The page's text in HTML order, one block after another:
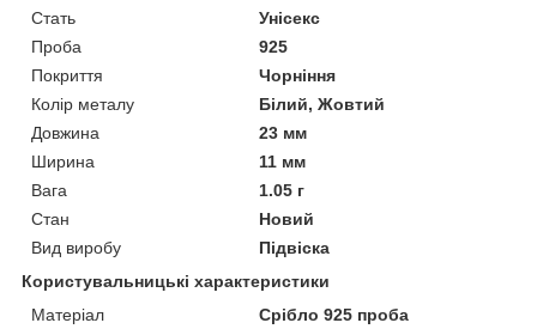
Стать
Унісекс
Проба
925
Покриття
Чорніння
Колір металу
Білий, Жовтий
Довжина
23 мм
Ширина
11 мм
Вага
1.05 г
Стан
Новий
Вид виробу
Підвіска
Користувальницькі характеристики
Матеріал
Срібло 925 проба